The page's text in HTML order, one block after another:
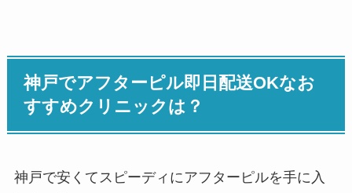
神戸でアフターピル即日配送OKなお
すすめクリニックは？
神戸で安くてスピーディにアフターピルを手に入